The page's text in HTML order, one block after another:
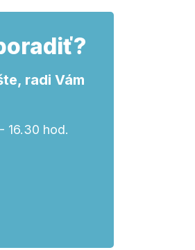
radi Vám
16.30 hod.